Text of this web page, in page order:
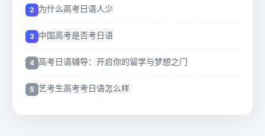
为什么高考日语人少
中国高考是否考日语
高考日语辅导：开启你的留学与梦想之门
艺考生高考考日语怎么样